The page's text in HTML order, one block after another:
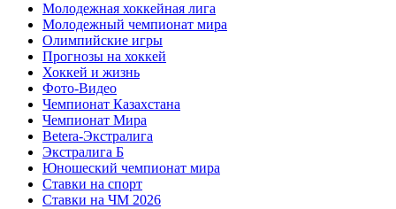
Молодежная хоккейная лига
Молодежный чемпионат мира
Олимпийские игры
Прогнозы на хоккей
Хоккей и жизнь
Фото-Видео
Чемпионат Казахстана
Чемпионат Мира
Betera-Экстралига
Экстралига Б
Юношеский чемпионат мира
Ставки на спорт
Ставки на ЧМ 2026